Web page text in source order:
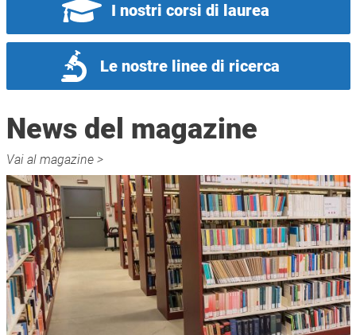
I nostri corsi di laurea
Le nostre linee di ricerca
Vai al magazine >
News del magazine